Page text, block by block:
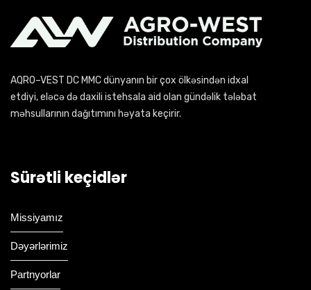
AQRO–VEST DC MMC dünyanın bir çox ölkəsindən idxal
etdiyi, eləcə də daxili istehsala aid olan gündəlik tələbat
məhsullarının dağıtımını həyata keçirir.
Sürətli keçidlər
Missiyamız
Dəyərlərimiz
Partnyorlar